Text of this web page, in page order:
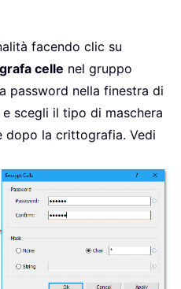
facendo clic su
celle nel gruppo
password nella finestra di
e scegli il tipo di maschera
dopo la crittografia. Vedi